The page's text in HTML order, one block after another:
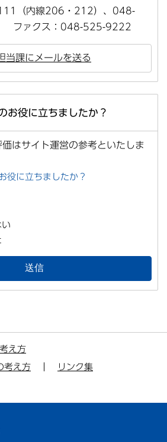
（内線206・212）、048-
ファクス：048-525-9222
当課にメールを送る
お役に立ちましたか？
はサイト運営の参考といたしま
役に立ちましたか？
え方
考え方
リンク集